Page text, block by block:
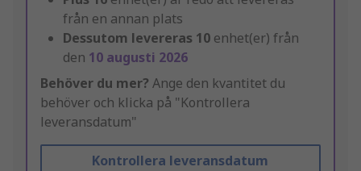
från en annan plats
Dessutom levereras 10 enhet(er) från
den 10 augusti 2026
Behöver du mer? Ange den kvantitet du
behöver och klicka på "Kontrollera
leveransdatum"
Kontrollera leveransdatum